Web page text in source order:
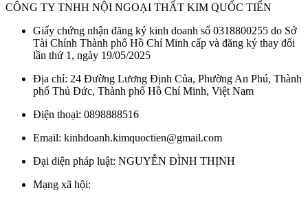
CÔNG TY TNHH NỘI NGOẠI THẤT KIM QUỐC TIẾN
Giấy chứng nhận đăng ký kinh doanh số 0318800255 do Sở
Tài Chính Thành phố Hồ Chí Minh cấp và đăng ký thay đổi
lần thứ 1, ngày 19/05/2025
Địa chỉ: 24 Đường Lương Định Của, Phường An Phú, Thành
phố Thủ Đức, Thành phố Hồ Chí Minh, Việt Nam
Điện thoại: 0898888516
Email: kinhdoanh.kimquoctien@gmail.com
Đại diện pháp luật: NGUYỄN ĐÌNH THỊNH
Mạng xã hội: